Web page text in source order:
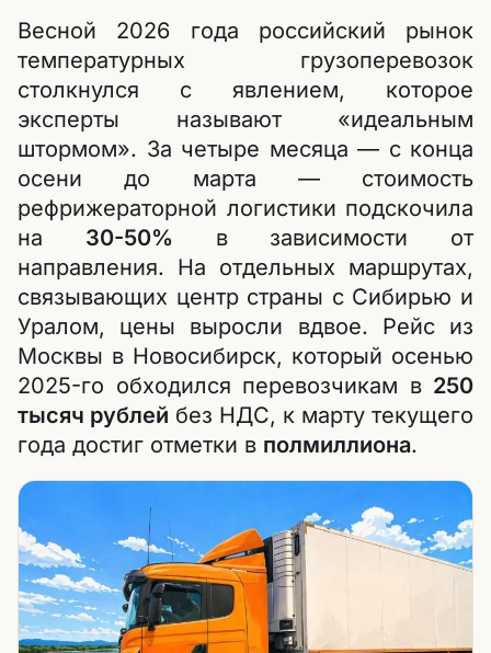
Весной 2026 года российский рынок
температурных грузоперевозок
столкнулся с явлением, которое
эксперты называют «идеальным
штормом». За четыре месяца — с конца
осени до марта — стоимость
рефрижераторной логистики подскочила
на 30-50% в зависимости от
направления. На отдельных маршрутах,
связывающих центр страны с Сибирью и
Уралом, цены выросли вдвое. Рейс из
Москвы в Новосибирск, который осенью
2025-го обходился перевозчикам в 250
тысяч рублей без НДС, к марту текущего
года достиг отметки в полмиллиона.